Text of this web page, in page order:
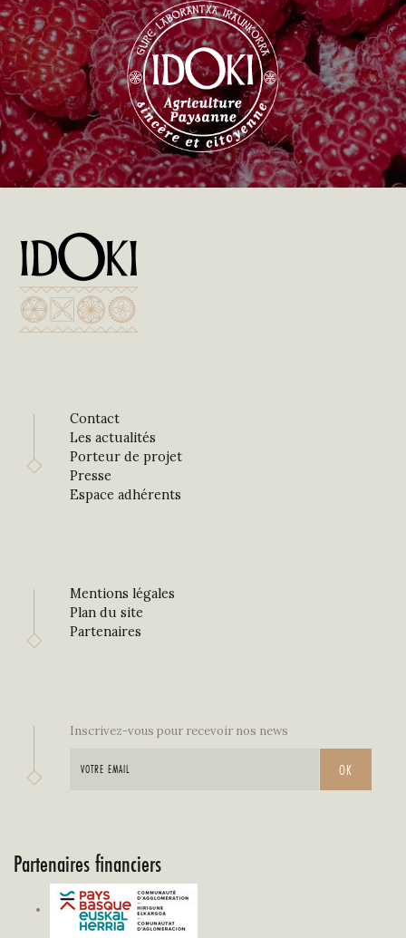
Contact
Les actualités
Porteur de projet
Presse
Espace adhérents
Mentions légales
Plan du site
Partenaires
Inscrivez-vous pour recevoir nos news
Partenaires financiers